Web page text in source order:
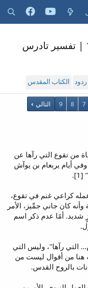
تفسير سفر عاموس - الأصحاح 1 | تفسير تادرس
ردود الكتاب المقدس
7
8
9 التالي
من تقوع التي رآها عن
أيام يربعام بن يوآش
كراعي غنم في تقوع،
كان جاني جمِّيز، الأمر
شديد. أمًا عدم ذكر اسم
التي رآها"، وليس التي
هنا من أقوال ليست من
بالروح القدس.